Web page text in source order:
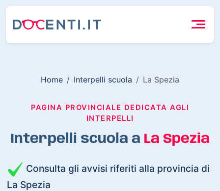
Home Interpelli scuola La Spezia
PAGINA PROVINCIALE DEDICATA AGLI
INTERPELLI
Interpelli scuola a La Spezia
Consulta gli avvisi riferiti alla provincia di
La Spezia